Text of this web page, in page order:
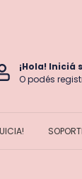
¡Hola! Iniciá
O podés